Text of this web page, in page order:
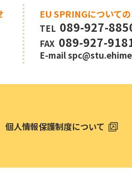
EU SPRINGについて
TEL 089-927-
FAX 089-927-
E-mail
個人情報保護制度について